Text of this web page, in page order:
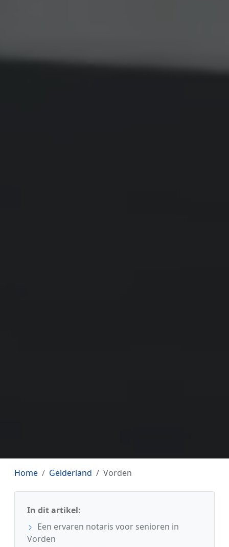
Home Gelderland Vorden
In dit artikel:
Een ervaren notaris voor senioren in
Vorden